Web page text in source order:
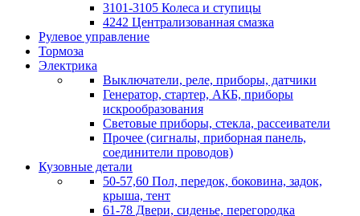
3101-3105 Колеса и ступицы
4242 Централизованная смазка
Рулевое управление
Тормоза
Электрика
Выключатели, реле, приборы, датчики
Генератор, стартер, АКБ, приборы
искрообразования
Световые приборы, стекла, рассеиватели
Прочее (сигналы, приборная панель,
соединители проводов)
Кузовные детали
50-57,60 Пол, передок, боковина, задок,
крыша, тент
61-78 Двери, сиденье, перегородка